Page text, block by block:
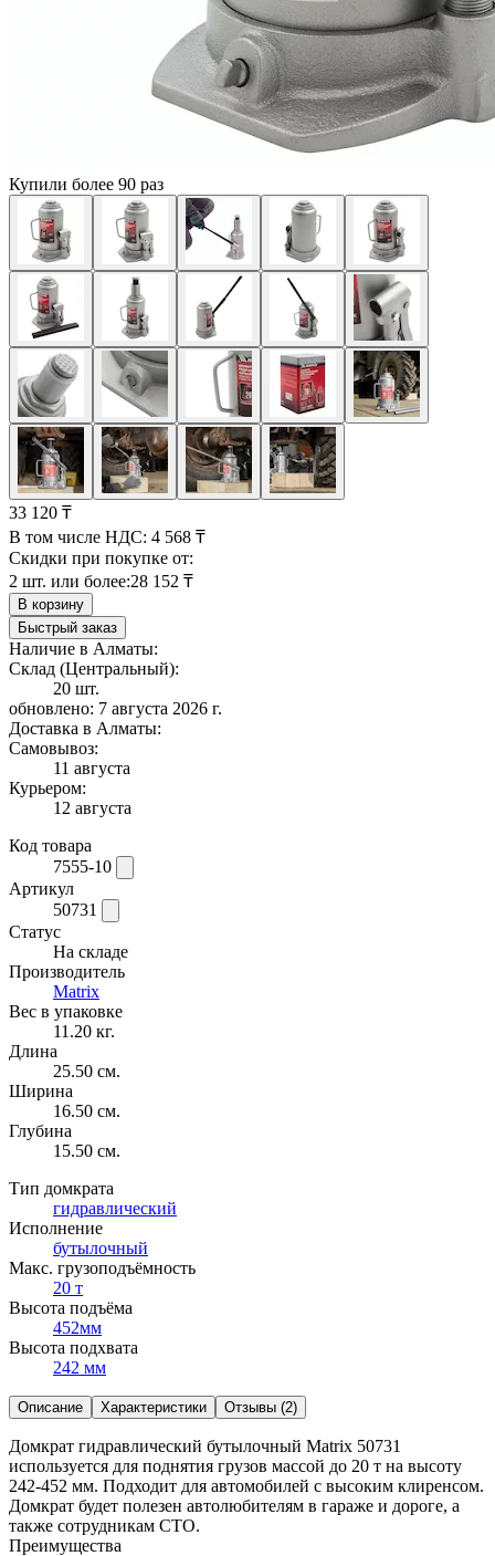
Купили более 90 раз
33 120 ₸
В том числе НДС: 4 568 ₸
Скидки при покупке от:
2 шт. или более:28 152 ₸
В корзину
Быстрый заказ
Наличие в Алматы:
Склад (Центральный):
20 шт.
обновлено: 7 августа 2026 г.
Доставка в Алматы:
Самовывоз:
11 августа
Курьером:
12 августа
Код товара
7555-10
Артикул
50731
Статус
На складе
Производитель
Matrix
Вес в упаковке
11.20 кг.
Длина
25.50 см.
Ширина
16.50 см.
Глубина
15.50 см.
Тип домкрата
гидравлический
Исполнение
бутылочный
Макс. грузоподъёмность
20 т
Высота подъёма
452мм
Высота подхвата
242 мм
Описание Характеристики Отзывы (2)
Домкрат гидравлический бутылочный Matrix 50731
используется для поднятия грузов массой до 20 т на высоту
242-452 мм. Подходит для автомобилей с высоким клиренсом.
Домкрат будет полезен автолюбителям в гараже и дороге, а
также сотрудникам СТО.
Преимущества